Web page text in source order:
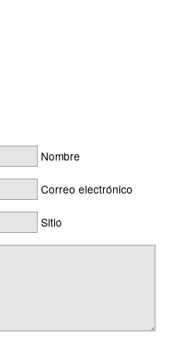
Nombre
Correo electrónico
Sitio